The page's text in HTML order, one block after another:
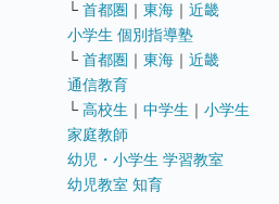
└ 首都圏 ｜ 東海 ｜ 近畿
小学生 個別指導塾
└ 首都圏 ｜ 東海 ｜ 近畿
通信教育
└ 高校生 ｜ 中学生 ｜ 小学生
家庭教師
幼児・小学生 学習教室
幼児教室 知育